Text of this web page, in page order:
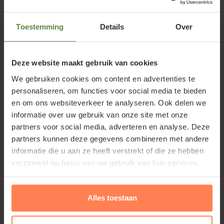
Toestemming Details Over
Deze website maakt gebruik van cookies
We gebruiken cookies om content en advertenties te
personaliseren, om functies voor social media te bieden
en om ons websiteverkeer te analyseren. Ook delen we
informatie over uw gebruik van onze site met onze
partners voor social media, adverteren en analyse. Deze
partners kunnen deze gegevens combineren met andere
informatie die u aan ze heeft verstrekt of die ze hebben
verzameld op basis van uw gebruik van hun services.
Alles toestaan
De mix bestaat uit de volgende
planten:
Coreopsis 'Moonbeam' (vaste plant, winterhard)
Lilium 'Mister Cas' (bol, winterhard)
Dahlia 'Sneezy' (Knol, vorstvrij overwinteren)
Liatris spicata (vaste plant, winterhard)